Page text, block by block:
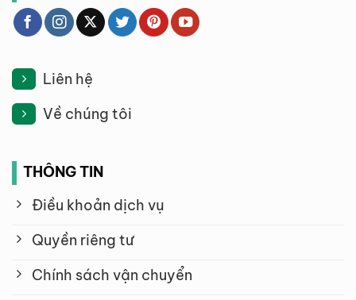
Liên hệ
Về chúng tôi
THÔNG TIN
Điều khoản dịch vụ
Quyền riêng tư
Chính sách vận chuyển